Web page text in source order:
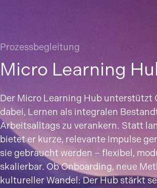
Prozessbegleitung
Micro Learning
Der Micro Learning Hub unterstützt
dabei, Lernen als integralen
Arbeitsalltags zu verankern. Statt
bietet er kurze, relevante Impulse
sie gebraucht werden – flexibel,
skalierbar. Ob Onboarding, neue
kultureller Wandel: Der Hub stärkt